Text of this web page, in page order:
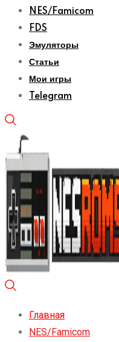
NES/Famicom
FDS
Эмуляторы
Статьи
Мои игры
Telegram
Главная
NES/Famicom